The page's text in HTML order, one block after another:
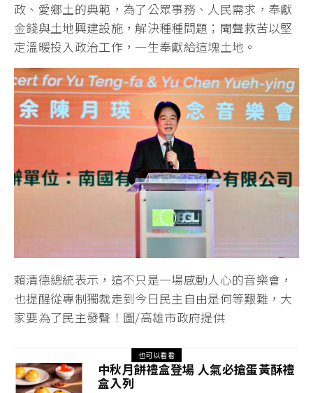
政、愛鄉土的典範，為了公眾事務、人民需求，奉獻
金錢與土地興建設施，解決種種問題；聞聲救苦以堅
定溫暖投入政治工作，一生奉獻給這塊土地。
賴清德總統表示，這不只是一場感動人心的音樂會，
也提醒從專制獨裁走到今日民主自由是何等艱難，大
家要為了民主發聲！圖/高雄市政府提供
也可以看看
中秋月餅禮盒登場 人氣必搶蛋黃酥禮
盒入列